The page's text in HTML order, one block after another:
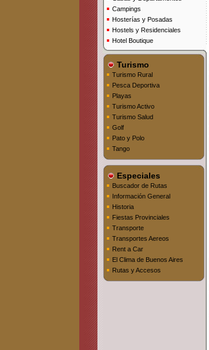
Campings
Hosterías y Posadas
Hostels y Residenciales
Hotel Boutique
Turismo
Turismo Rural
Pesca Deportiva
Playas
Turismo Activo
Turismo Salud
Golf
Pato y Polo
Tango
Especiales
Buscador de Rutas
Información General
Historia
Fiestas Provinciales
Transporte
Transportes Aereos
Rent a Car
El Clima de Buenos Aires
Rutas y Accesos